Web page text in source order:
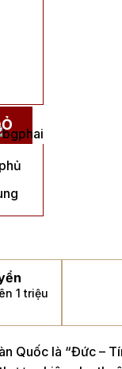
1 triệu
Quốc là “Đức –